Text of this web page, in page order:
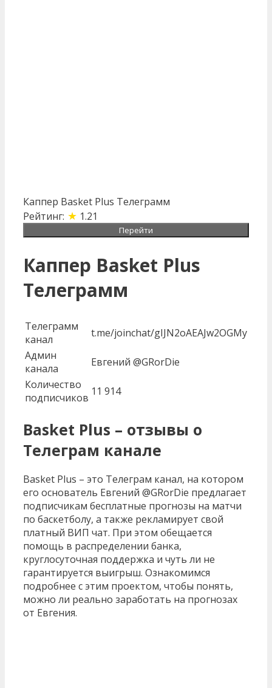
Каппер Basket Plus Телеграмм
Рейтинг: ★ 1.21
Перейти
Каппер Basket Plus
Телеграмм
Телеграмм
канал
t.me/joinchat/gIJN2oAEAJw2OGMy
Админ
канала
Евгений @GRorDie
Количество
подписчиков 11 914
Basket Plus – отзывы о
Телеграм канале
Basket Plus – это Телеграм канал, на котором
его основатель Евгений @GRorDie предлагает
подписчикам бесплатные прогнозы на матчи
по баскетболу, а также рекламирует свой
платный ВИП чат. При этом обещается
помощь в распределении банка,
круглосуточная поддержка и чуть ли не
гарантируется выигрыш. Ознакомимся
подробнее с этим проектом, чтобы понять,
можно ли реально заработать на прогнозах
от Евгения.